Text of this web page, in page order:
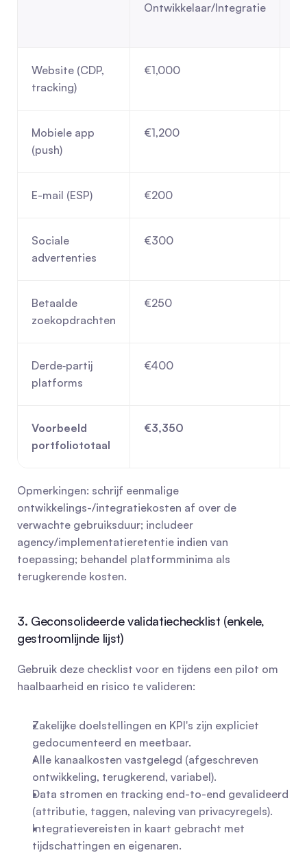
Ontwikkelaar/Integratie
Website (CDP,
tracking)
€1,000
Mobiele app
(push)
€1,200
E-mail (ESP) €200
Sociale
advertenties
€300
Betaalde
zoekopdrachten
€250
Derde‑partij
platforms
€400
Voorbeeld
portfoliototaal
€3,350
Opmerkingen: schrijf eenmalige
ontwikkelings-/integratiekosten af over de
verwachte gebruiksduur; includeer
agency/implementatieretentie indien van
toepassing; behandel platformminima als
terugkerende kosten.
3. Geconsolideerde validatiechecklist (enkele,
gestroomlijnde lijst)
Gebruik deze checklist voor en tijdens een pilot om
haalbaarheid en risico te valideren:
Zakelijke doelstellingen en KPI's zijn expliciet
gedocumenteerd en meetbaar.
Alle kanaalkosten vastgelegd (afgeschreven
ontwikkeling, terugkerend, variabel).
Data stromen en tracking end-to-end gevalideerd
(attributie, taggen, naleving van privacyregels).
Integratievereisten in kaart gebracht met
tijdschattingen en eigenaren.